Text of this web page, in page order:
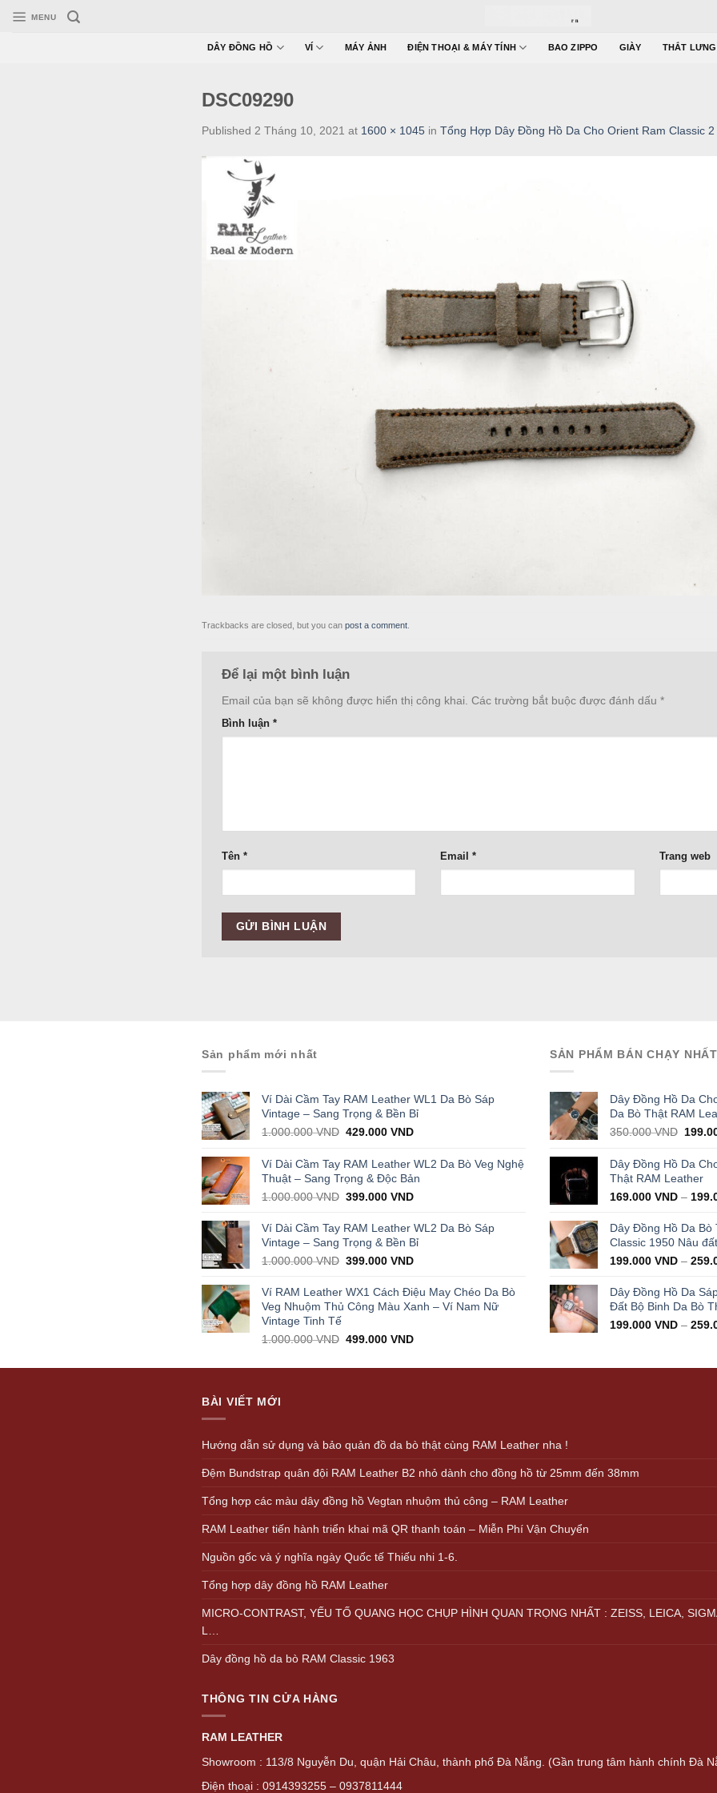
MENU
DÂY ĐỒNG HỒ VÍ MÁY ẢNH ĐIỆN THOẠI & MÁY TÍNH BAO ZIPPO GIÀY THẮT LƯNG
DSC09290
Published 2 Tháng 10, 2021 at 1600 × 1045 in Tổng Hợp Dây Đồng Hồ Da Cho Orient Ram Classic
Trackbacks are closed, but you can post a comment
Để lại một bình luận
Email của bạn sẽ không được hiển thị công khai. Các trường bắt buộc được đánh dấu *
Bình luận *
Tên * Email* Trang web
Sản phẩm mới nhất
Ví Dài Cầm Tay RAM Leather WL1 Da Bò Sáp
Vintage – Sang Trọng & Bền Bỉ
1.000.000VND Original
was:
1.000.000 VND.
429.000VNDCurrent
is:
429.000 VND.
Ví Dài Cầm Tay RAM Leather WL2 Da Bò Veg Nghệ
Thuật – Sang Trọng & Độc Bản
1.000.000VND Original
was:
1.000.000 VND.
399.000VNDCurrent
is:
399.000 VND.
Ví Dài Cầm Tay RAM Leather WL2 Da Bò Sáp
Vintage – Sang Trọng & Bền Bỉ
1.000.000VND Original
was:
1.000.000 VND.
399.000VNDCurrent
is:
399.000 VND.
Ví RAM Leather WX1 Cách Điệu May Chéo Da Bò
Veg Nhuộm Thủ Công Màu Xanh – Ví Nam Nữ
Vintage Tinh Tế
1.000.000VND Original
was:
499.000VNDCurrent
is:
SẢN PHẨM BÁN CHẠY NHẤT
Dây Đồng Hồ Da
Da Bò Thật RAM
350.000VND
was:
Dây Đồng Hồ Da
Thật RAM Leather
169.000 VND –
Dây Đồng Hồ Da Bò
Classic 1950 Nâu đất
199.000 VND –
Dây Đồng Hồ Da
Đất Bộ Binh Da Bò
199.000 VND –
BÀI VIẾT MỚI
Hướng dẫn sử dụng và bảo quản đồ da bò thật cùng RAM Leather nha !
Đệm Bundstrap quân đội RAM Leather B2 nhỏ dành cho đồng hồ từ 25mm đến 38mm
Tổng hợp các màu dây đồng hồ Vegtan nhuộm thủ công – RAM Leather
RAM Leather tiến hành triển khai mã QR thanh toán – Miễn Phí Vận Chuyển
Nguồn gốc và ý nghĩa ngày Quốc tế Thiếu nhi 1-6.
Tổng hợp dây đồng hồ RAM Leather
MICRO-CONTRAST, YẾU TỐ QUANG HỌC CHỤP HÌNH QUAN TRỌNG NHẤT : ZEISS, LEICA,
L…
Dây đồng hồ da bò RAM Classic 1963
THÔNG TIN CỬA HÀNG
RAM LEATHER
Showroom : 113/8 Nguyễn Du, quận Hải Châu, thành phố Đà Nẵng. (Gần trung tâm hành chính Đà
Điện thoại : 0914393255 – 0937811444